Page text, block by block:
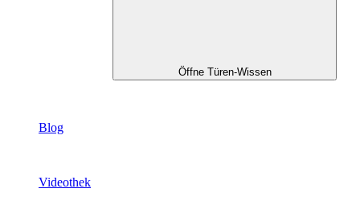
Öffne Türen-Wissen
Blog
Videothek